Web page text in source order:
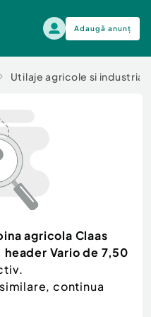
Adaugă anunț
Utilaje agricole si
agricola Claas
Vario de 7,50
continua